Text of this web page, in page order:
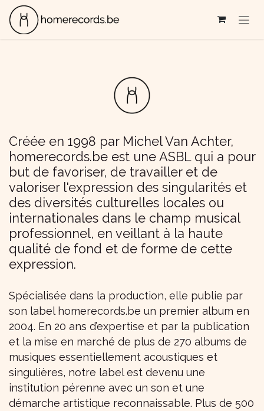
Se rendre au contenu
Créée en 1998 par Michel Van Achter,
homerecords.be est une ASBL qui a pour
but de favoriser, de travailler et de
valoriser l'expression des singularités et
des diversités culturelles locales ou
internationales dans le champ musical
professionnel, en veillant à la haute
qualité de fond et de forme de cette
expression.
Spécialisée dans la production, elle publie par
son label homerecords.be un premier album en
2004. En 20 ans d’expertise et par la publication
et la mise en marché de plus de 270 albums de
musiques essentiellement acoustiques et
singulières, notre label est devenu une
institution pérenne avec un son et une
démarche artistique reconnaissable. Plus de 500